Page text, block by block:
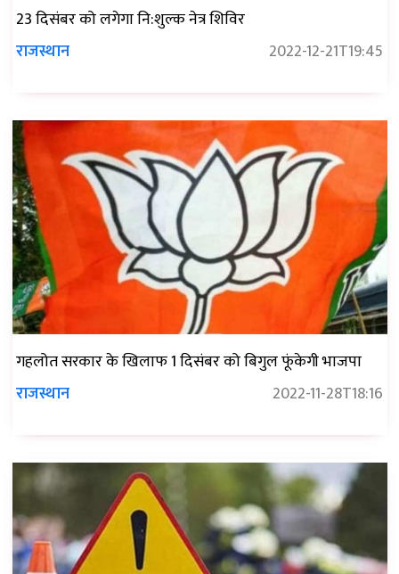
23 दिसंबर को लगेगा नि:शुल्क नेत्र शिविर
राजस्थान
2022-12-21T19:45
गहलोत सरकार के खिलाफ 1 दिसंबर को बिगुल फूंकेगी भाजपा
राजस्थान
2022-11-28T18:16